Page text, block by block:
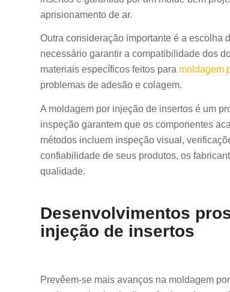
aprisionamento de ar.
Outra consideração importante é a escolha
necessário garantir a compatibilidade dos
materiais específicos feitos para moldagem
problemas de adesão e colagem.
A moldagem por injeção de insertos é um
inspeção garantem que os componentes
métodos incluem inspeção visual,
confiabilidade de seus produtos, os
qualidade.
Desenvolvimentos
injeção de insertos
Prevêem-se mais avanços na moldagem